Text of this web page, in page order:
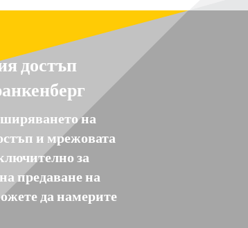
достъп
на
и мрежовата
за
предаване на
да намерите